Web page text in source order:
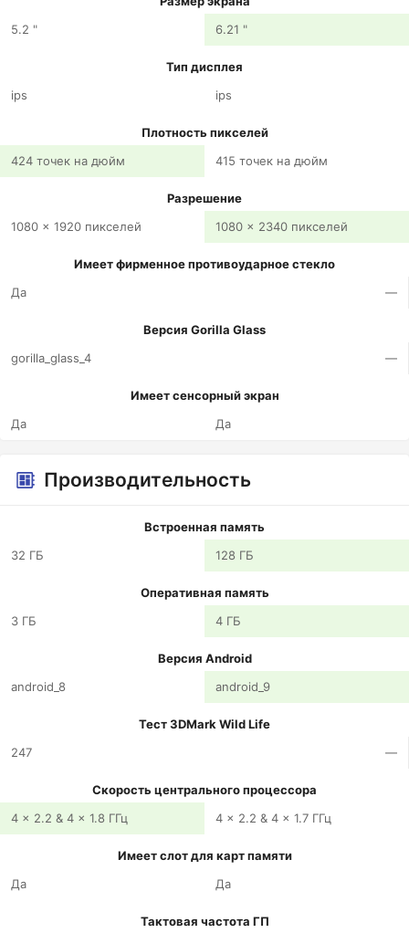
5.2 "
6.21 "
Тип дисплея
ips
ips
Плотность пикселей
424 точек на дюйм
415 точек на дюйм
Разрешение
1080 x 1920 пикселей
1080 x 2340 пикселей
Имеет фирменное противоударное стекло
Да
—
Версия Gorilla Glass
gorilla_glass_4
—
Имеет сенсорный экран
Да
Да
Производительность
Встроенная память
32 ГБ
128 ГБ
Оперативная память
3 ГБ
4 ГБ
Версия Android
android_8
android_9
Тест 3DMark Wild Life
247
—
Скорость центрального процессора
4 x 2.2 & 4 x 1.8 ГГц
4 x 2.2 & 4 x 1.7 ГГц
Имеет слот для карт памяти
Да
Да
Тактовая частота ГП